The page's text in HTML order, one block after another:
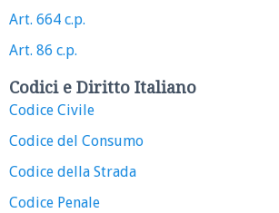
Art. 664 c.p.
Art. 86 c.p.
Codici e Diritto Italiano
Codice Civile
Codice del Consumo
Codice della Strada
Codice Penale